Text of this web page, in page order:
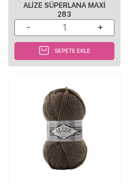
ALIZE SÜPERLANA MAXI
283
SEPETE EKLE